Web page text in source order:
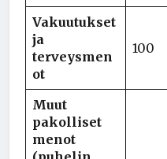
Vakuutukset
ja
terveysmen
ot
100
Muut
pakolliset
menot